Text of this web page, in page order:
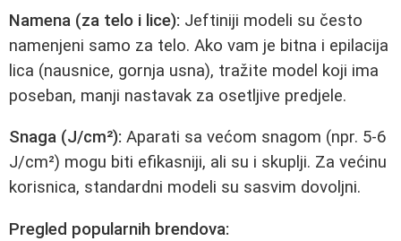
Namena (za telo i lice): Jeftiniji modeli su često
namenjeni samo za telo. Ako vam je bitna i epilacija
lica (nausnice, gornja usna), tražite model koji ima
poseban, manji nastavak za osetljive predjele.
Snaga (J/cm²): Aparati sa većom snagom (npr. 5-6
J/cm²) mogu biti efikasniji, ali su i skuplji. Za većinu
korisnica, standardni modeli su sasvim dovoljni.
Pregled popularnih brendova: